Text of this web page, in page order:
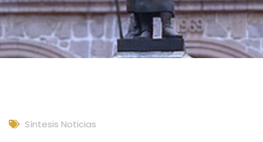
Síntesis Noticias